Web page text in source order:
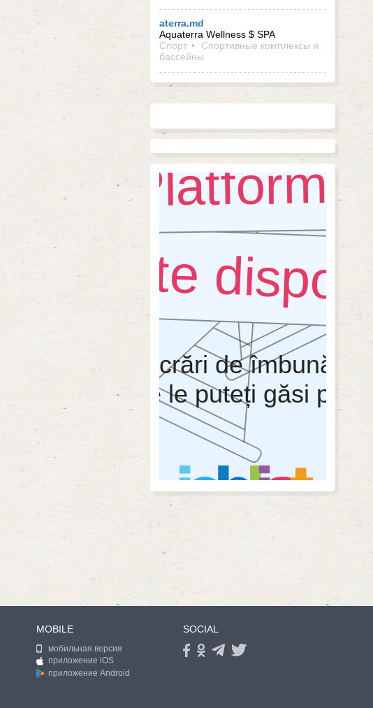
aterra.md
Aquaterra Wellness $ SPA
Спорт
Спортивные комплексы и
бассейны
MOBILE
мобильная версия
приложение iOS
приложение Android
SOCIAL